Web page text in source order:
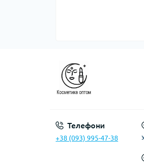
Телефони
+38 (093) 995-47-38